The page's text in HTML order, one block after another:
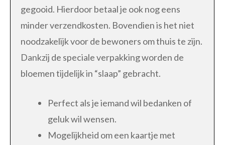
gegooid. Hierdoor betaal je ook nog eens
minder verzendkosten. Bovendien is het niet
noodzakelijk voor de bewoners om thuis te zijn.
Dankzij de speciale verpakking worden de
bloemen tijdelijk in “slaap” gebracht.
Perfect als je iemand wil bedanken of
geluk wil wensen.
Mogelijkheid om een kaartje met